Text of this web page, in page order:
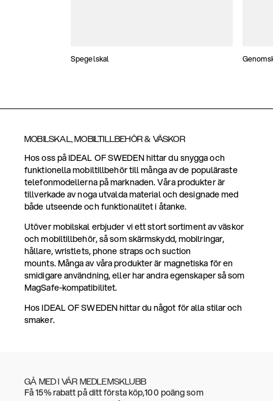
Spegelskal
MOBILSKAL, MOBILTILLBEHÖR & VÄSKOR
Hos oss på IDEAL OF SWEDEN hittar du snygga och
funktionella mobiltillbehör till många av de populäraste
telefonmodellerna på marknaden. Våra produkter är
tillverkade av noga utvalda material och designade med
både utseende och funktionalitet i åtanke.
Utöver mobilskal erbjuder vi ett stort sortiment av väskor
och mobiltillbehör, så som skärmskydd, mobilringar,
hållare, wristlets, phone straps och suction
mounts. Många av våra produkter är magnetiska för en
smidigare användning, eller har andra egenskaper så som
MagSafe-kompatibilitet.
Hos IDEAL OF SWEDEN hittar du något för alla stilar och
smaker.
GÅ MED I VÅR MEDLEMSKLUBB
Få 15% rabatt på ditt första köp,100 poäng som